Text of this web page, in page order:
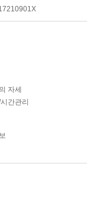
자세
간관리